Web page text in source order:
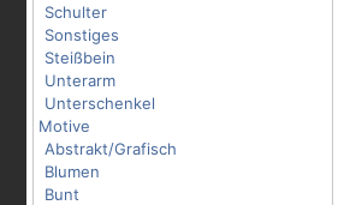
Schulter
Sonstiges
Steißbein
Unterarm
Unterschenkel
Motive
Abstrakt/Grafisch
Blumen
Bunt